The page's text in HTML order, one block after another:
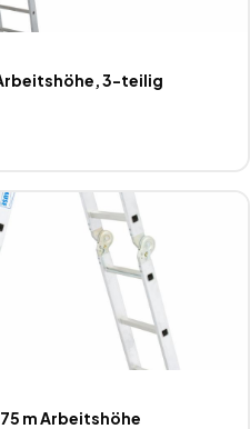
3-teilig
m Arbeitshöhe